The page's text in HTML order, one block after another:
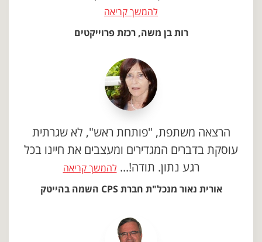
להמשך קריאה
רות בן משה, רכזת פרוייקטים
הרצאה משתפת, "פותחת ראש", לא שגרתית
עוסקת בדברים המגדירים ומעצבים את חיינו בכל
רגע נתון. תודה!...להמשך קריאה
אורית נאור מנכל"ת חברת CPS השמה בהייטק